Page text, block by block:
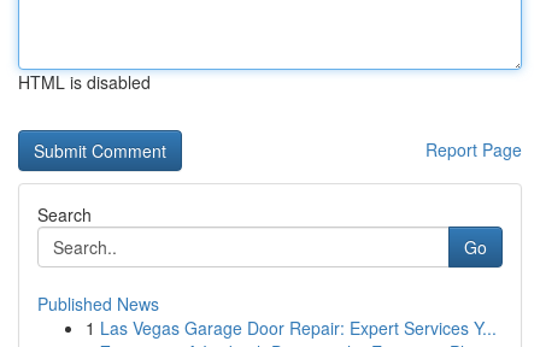
HTML is disabled
Report Page
Search
Go
Published News
1 Las Vegas Garage Door Repair: Expert Services Y...